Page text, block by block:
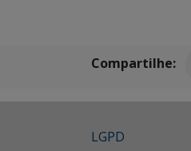
Compartilhe:
LGPD